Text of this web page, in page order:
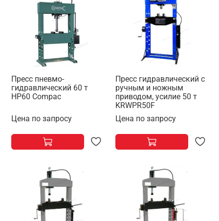
Пресс пневмо-
гидравлический 60 т
HP60 Compac
Цена по запросу
Пресс гидравлический с
ручным и ножным
приводом, усилие 50 т
KRWPR50F
Цена по запросу